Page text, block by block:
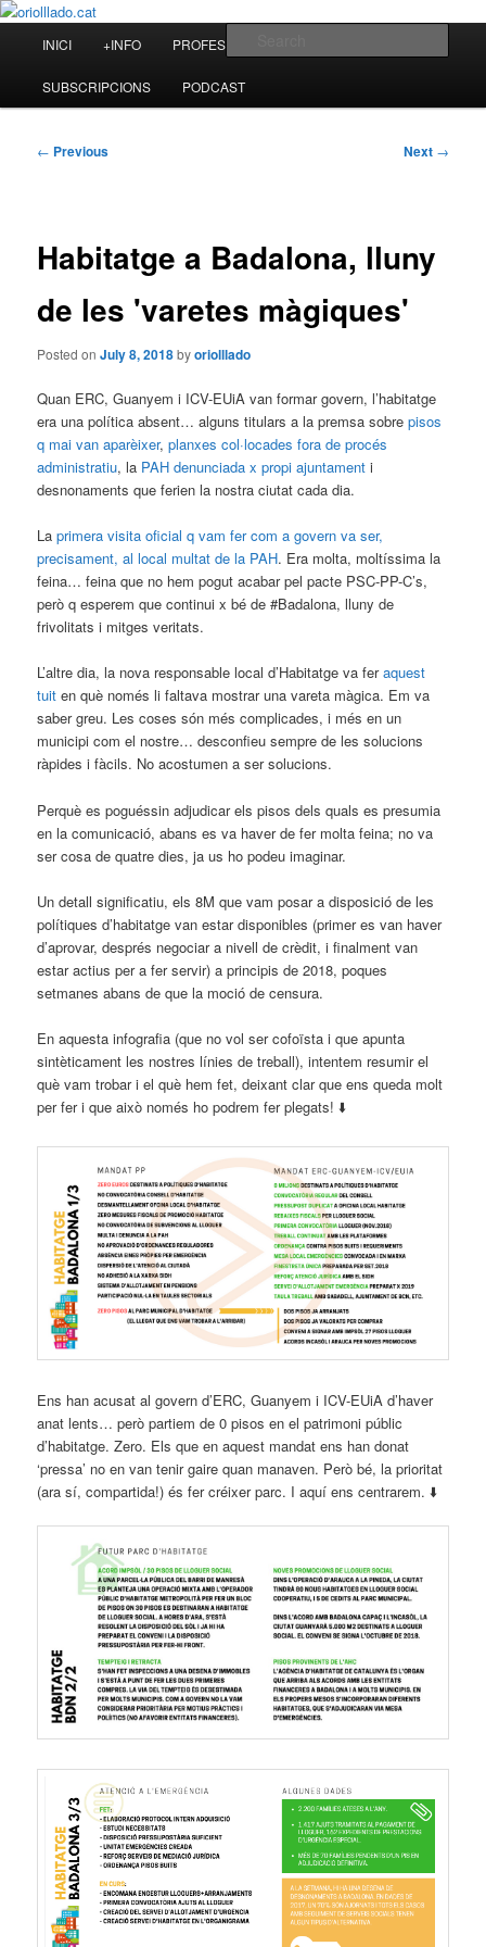
Skip
primary
contentoriolllado.cat
INICI +INFO PROFESSIONAL
SUBSCRIPCIONS PODCAST
Post
← Previous Next →
Habitatge a Badalona, lluny
de les 'varetes màgiques'
Posted onJuly 8, 2018byoriolllado
Quan ERC, Guanyem i ICV-EUiA van formar govern, l’habitatge
era una política absent… alguns titulars a la premsa sobrepisos
q mai van aparèixer,planxes col·locades fora de procés
administratiu, la PAH denunciada x propi ajuntament i
desnonaments que ferien la nostra ciutat cada dia.
Laprimera visita oficial q vam fer com a govern va ser,
precisament, al local multat de la PAH. Era molta, moltíssima la
feina… feina que no hem pogut acabar pel pacte PSC-PP-C’s,
però q esperem que continui x bé de #Badalona, lluny de
frivolitats i mitges veritats.
L’altre dia, la nova responsable local d’Habitatge va feraquest
tuit en què només li faltava mostrar una vareta màgica. Em va
saber greu. Les coses són més complicades, i més en un
municipi com el nostre… desconfieu sempre de les solucions
ràpides i fàcils. No acostumen a ser solucions.
Perquè es poguéssin adjudicar els pisos dels quals es presumia
en la comunicació, abans es va haver de fer molta feina; no va
ser cosa de quatre dies, ja us ho podeu imaginar.
Un detall significatiu, els 8M que vam posar a disposició de les
polítiques d’habitatge van estar disponibles (primer es van haver
d’aprovar, després negociar a nivell de crèdit, i finalment van
estar actius per a fer servir) a principis de 2018, poques
setmanes abans de que la moció de censura.
En aquesta infografia (que no vol ser cofoïsta i que apunta
sintèticament les nostres línies de treball), intentem resumir el
què vam trobar i el què hem fet, deixant clar que ens queda molt
per fer i que això només ho podrem fer plegats! ⬇️
Ens han acusat al govern d’ERC, Guanyem i ICV-EUiA d’haver
anat lents… però partiem de 0 pisos en el patrimoni públic
d’habitatge. Zero. Els que en aquest mandat ens han donat
‘pressa’ no en van tenir gaire quan manaven. Però bé, la prioritat
(ara sí, compartida!) és fer créixer parc. I aquí ens centrarem. ⬇️